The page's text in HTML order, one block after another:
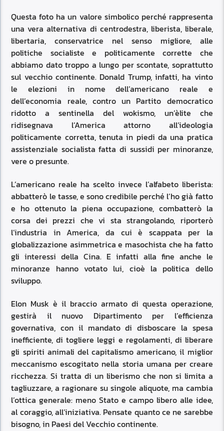
Questa foto ha un valore simbolico perché rappresenta
una vera alternativa di centrodestra, liberista, liberale,
libertaria, conservatrice nel senso migliore, alle
politiche socialiste e politicamente corrette che
abbiamo dato troppo a lungo per scontate, soprattutto
sul vecchio continente. Donald Trump, infatti, ha vinto
le elezioni in nome dell’americano reale e
dell’economia reale, contro un Partito democratico
ridotto a sentinella del wokismo, un’èlite che
ridisegnava l’America attorno all’ideologia
politicamente corretta, tenuta in piedi da una pratica
assistenziale socialista fatta di sussidi per minoranze,
vere o presunte.
L’americano reale ha scelto invece l’alfabeto liberista:
abbatterò le tasse, e sono credibile perché l’ho già fatto
e ho ottenuto la piena occupazione, combatterò la
corsa dei prezzi che vi sta strangolando, riporterò
l’industria in America, da cui è scappata per la
globalizzazione asimmetrica e masochista che ha fatto
gli interessi della Cina. E infatti alla fine anche le
minoranze hanno votato lui, cioè la politica dello
sviluppo.
Elon Musk è il braccio armato di questa operazione,
gestirà il nuovo Dipartimento per l’efficienza
governativa, con il mandato di disboscare la spesa
inefficiente, di togliere leggi e regolamenti, di liberare
gli spiriti animali del capitalismo americano, il miglior
meccanismo escogitato nella storia umana per creare
ricchezza. Si tratta di un liberismo che non si limita a
tagliuzzare, a ragionare su singole aliquote, ma cambia
l’ottica generale: meno Stato e campo libero alle idee,
al coraggio, all’iniziativa. Pensate quanto ce ne sarebbe
bisogno, in Paesi del Vecchio continente.